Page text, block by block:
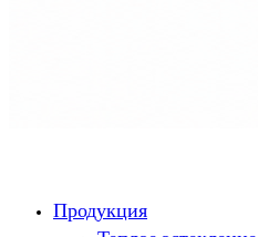
Продукция